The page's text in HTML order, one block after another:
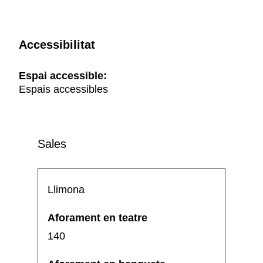
Accessibilitat
Espai accessible:
Espais accessibles
Sales
Llimona
140